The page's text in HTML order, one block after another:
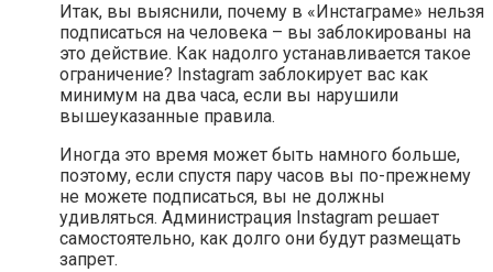
Итак, вы выяснили, почему в «Инстаграме» нельзя
подписаться на человека – вы заблокированы на
это действие. Как надолго устанавливается такое
ограничение? Instagram заблокирует вас как
минимум на два часа, если вы нарушили
вышеуказанные правила.
Иногда это время может быть намного больше,
поэтому, если спустя пару часов вы по-прежнему
не можете подписаться, вы не должны
удивляться. Администрация Instagram решает
самостоятельно, как долго они будут размещать
запрет.